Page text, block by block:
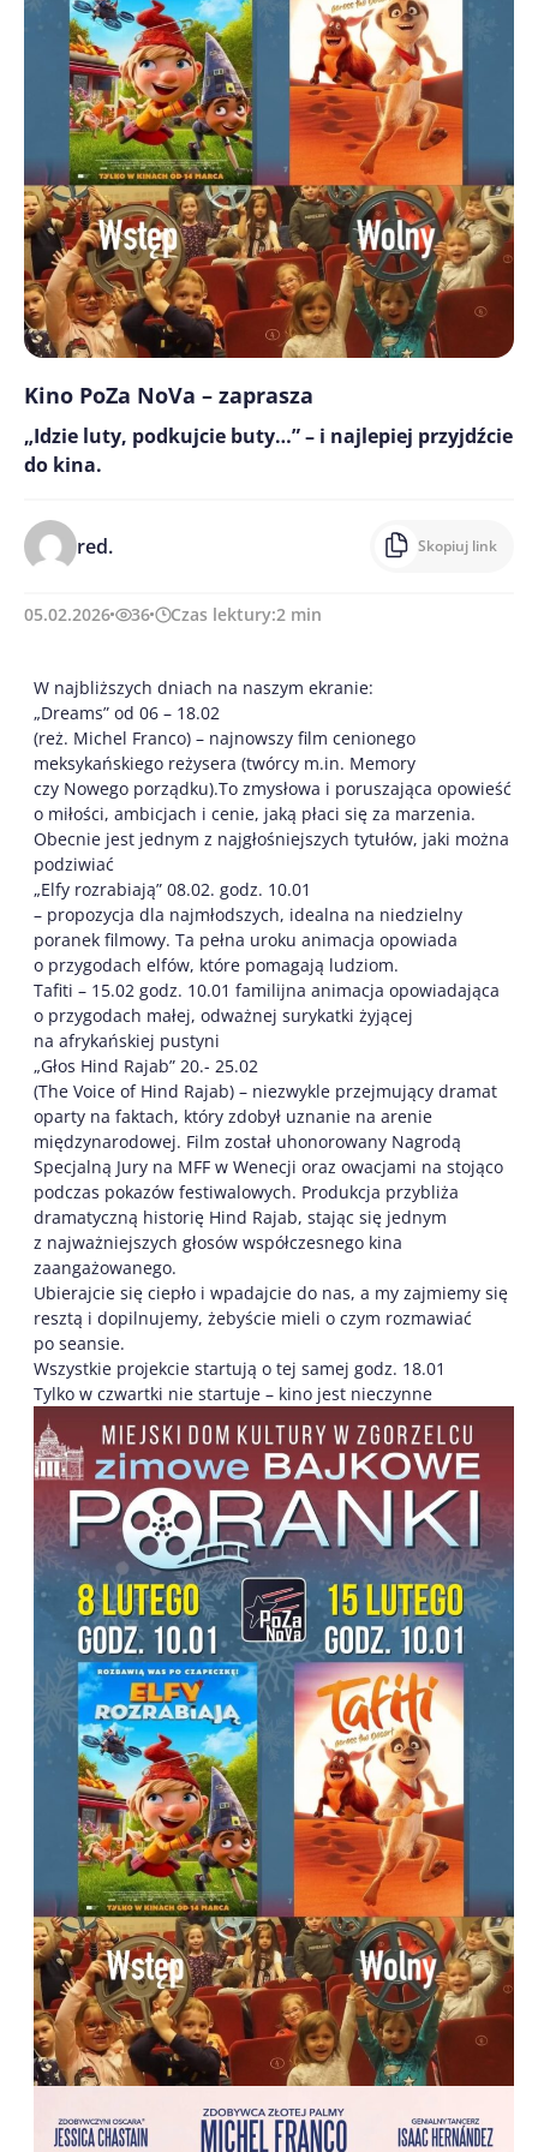
Kino PoZa NoVa – zaprasza
„Idzie luty, podkujcie buty…” – i najlepiej przyjdźcie
do kina.
red. Skopiuj link
05.02.2026 36 Czas lektury:2 min
W najbliższych dniach na naszym ekranie:
„Dreams” od 06 – 18.02
(reż. Michel Franco) – najnowszy film cenionego
meksykańskiego reżysera (twórcy m.in. Memory
czy Nowego porządku).To zmysłowa i poruszająca opowieść
o miłości, ambicjach i cenie, jaką płaci się za marzenia.
Obecnie jest jednym z najgłośniejszych tytułów, jaki można
podziwiać
„Elfy rozrabiają” 08.02. godz. 10.01
– propozycja dla najmłodszych, idealna na niedzielny
poranek filmowy. Ta pełna uroku animacja opowiada
o przygodach elfów, które pomagają ludziom.
Tafiti – 15.02 godz. 10.01 familijna animacja opowiadająca
o przygodach małej, odważnej surykatki żyjącej
na afrykańskiej pustyni
„Głos Hind Rajab” 20.- 25.02
(The Voice of Hind Rajab) – niezwykle przejmujący dramat
oparty na faktach, który zdobył uznanie na arenie
międzynarodowej. Film został uhonorowany Nagrodą
Specjalną Jury na MFF w Wenecji oraz owacjami na stojąco
podczas pokazów festiwalowych. Produkcja przybliża
dramatyczną historię Hind Rajab, stając się jednym
z najważniejszych głosów współczesnego kina
zaangażowanego.
Ubierajcie się ciepło i wpadajcie do nas, a my zajmiemy się
resztą i dopilnujemy, żebyście mieli o czym rozmawiać
po seansie.
Wszystkie projekcie startują o tej samej godz. 18.01
Tylko w czwartki nie startuje – kino jest nieczynne